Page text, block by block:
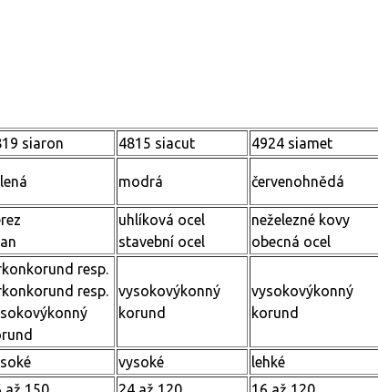
siaron 4815 siacut
4924 siamet
modrá červenohnědá
uhlíková ocel
stavební ocel
neželezné kovy
obecná ocel
resp.
resp.
vysokovýkonný
korund
vysokovýkonný
korund
vysoké
lehké